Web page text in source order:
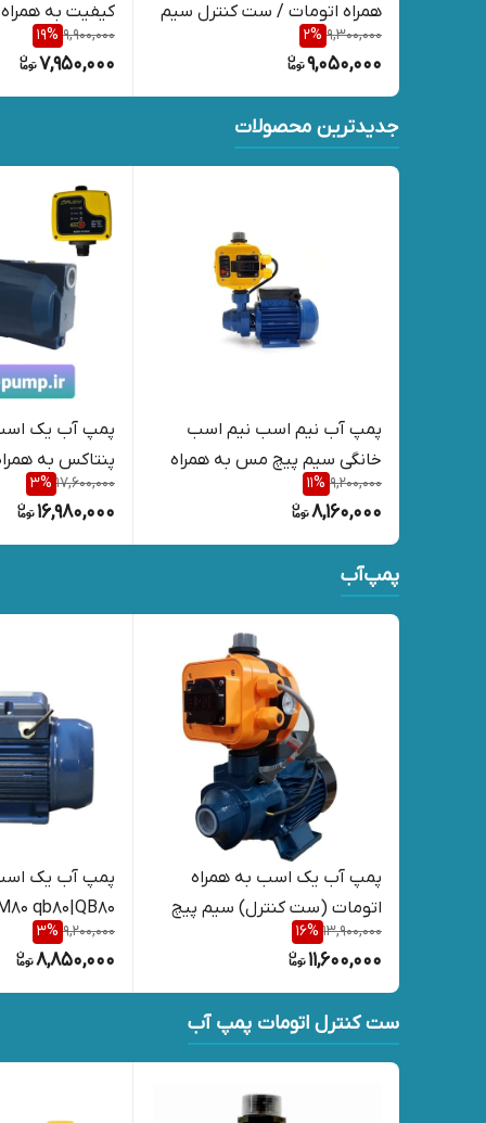
همراه اتومات / ست کنترل سیم
پیچی مس
9,300,000
2%
9,050,000
کیفیت به
مهلت ضمانت
9,900,000
19%
7,950,000
جدیدترین محصولات
پمپ آب نیم اسب نیم اسب
خانگی سیم پیچ مس به همراه
اتومات ۷ روز مهلت تست
9,200,000
11%
8,160,000
پمپ آب یک
پنتاکس
کنترل) ۷ روز مهلت تست
17,600,000
3%
16,980,000
پمپ‌آب
پمپ آب یک اسب به همراه
اتومات (ست کنترل) سیم پیچ
مس( مدل) پنتاکسی
13,900,000
16%
11,600,000
پمپ آب یک
qb80|QB80
9,200,000
3%
8,850,000
ست کنترل اتومات پمپ آب